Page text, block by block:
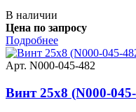
В наличии
Цена по запросу
Подробнее
Арт. N000-045-482
Винт 25x8 (N000-